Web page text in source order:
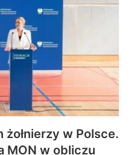
w Polsce.
MON w obliczu